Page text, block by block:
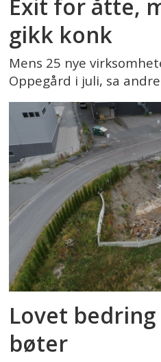
Exit for åtte,
gikk konk
Mens 25 nye
Oppegård i juli, sa
Lovet bedring
bøter